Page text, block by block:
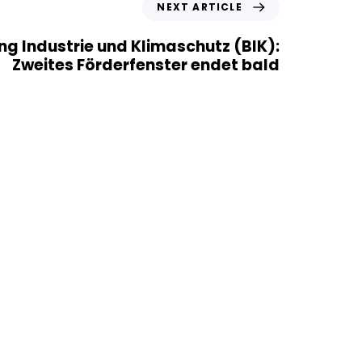
NEXT ARTICLE
Industrie und Klimaschutz (BIK):
Zweites Förderfenster endet bald